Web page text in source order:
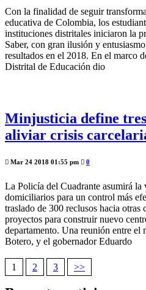
Con la finalidad de seguir
educativa de Colombia, los
instituciones distritales iniciaron la
Saber, con gran ilusión y
resultados en el 2018. En el marco
Distrital de Educación dio
Minjusticia define
aliviar crisis
Mar 24 2018 01:55 pm 0
La Policía del Cuadrante asumirá la
domiciliarios para un control más
traslado de 300 reclusos hacia otras
proyectos para construir nuevo
departamento. Una reunión entre
Botero, y el gobernador Eduardo
1 2 3 >>